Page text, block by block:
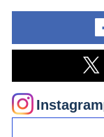
Instagram